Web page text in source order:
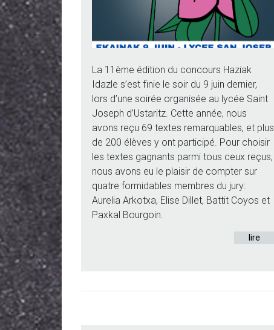
La 11ème édition du concours Haziak
Idazle s’est finie le soir du 9 juin dernier,
lors d’une soirée organisée au lycée Saint
Joseph d’Ustaritz. Cette année, nous
avons reçu 69 textes remarquables, et plus
de 200 élèves y ont participé. Pour choisir
les textes gagnants parmi tous ceux reçus,
nous avons eu le plaisir de compter sur
quatre formidables membres du jury:
Aurelia Arkotxa, Elise Dillet, Battit Coyos et
Paxkal Bourgoin.
lire